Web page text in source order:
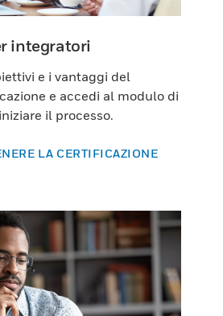
integratori
e i vantaggi del
e accedi al modulo di
il processo.
LA CERTIFICAZIONE